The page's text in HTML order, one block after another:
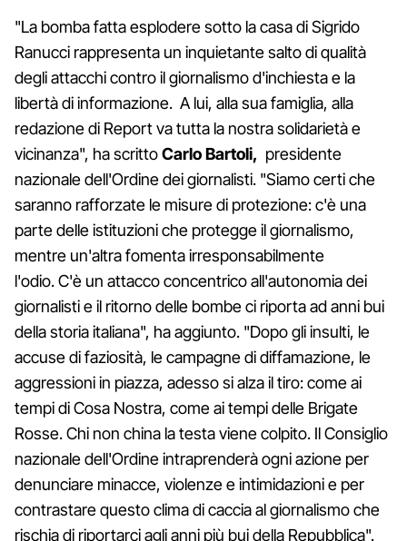
"La bomba fatta esplodere sotto la casa di Sigrido
Ranucci rappresenta un inquietante salto di qualità
degli attacchi contro il giornalismo d'inchiesta e la
libertà di informazione. A lui, alla sua famiglia, alla
redazione di Report va tutta la nostra solidarietà e
vicinanza", ha scrittoCarlo Bartoli, presidente
nazionale dell'Ordine dei giornalisti. "Siamo certi che
saranno rafforzate le misure di protezione: c'è una
parte delle istituzioni che protegge il giornalismo,
mentre un'altra fomenta irresponsabilmente
l'odio. C'è un attacco concentrico all'autonomia dei
giornalisti e il ritorno delle bombe ci riporta ad anni bui
della storia italiana", ha aggiunto. "Dopo gli insulti, le
accuse di faziosità, le campagne di diffamazione, le
aggressioni in piazza, adesso si alza il tiro: come ai
tempi di Cosa Nostra, come ai tempi delle Brigate
Rosse. Chi non china la testa viene colpito. Il Consiglio
nazionale dell'Ordine intraprenderà ogni azione per
denunciare minacce, violenze e intimidazioni e per
contrastare questo clima di caccia al giornalismo che
rischia di riportarci agli anni più bui della Repubblica".